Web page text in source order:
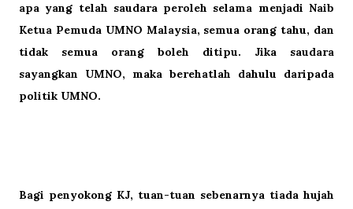
apa yang telah saudara peroleh selama menjadi Naib
Ketua Pemuda UMNO Malaysia, semua orang tahu, dan
tidak semua orang boleh ditipu. Jika saudara
sayangkan UMNO, maka berehatlah dahulu daripada
politik UMNO.
Bagi penyokong KJ, tuan-tuan sebenarnya tiada hujah